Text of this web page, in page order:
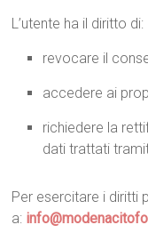
L’utente ha il diritto di:
revocare il
accedere ai
richiedere la
dati trattati
Per esercitare i diritti
a: